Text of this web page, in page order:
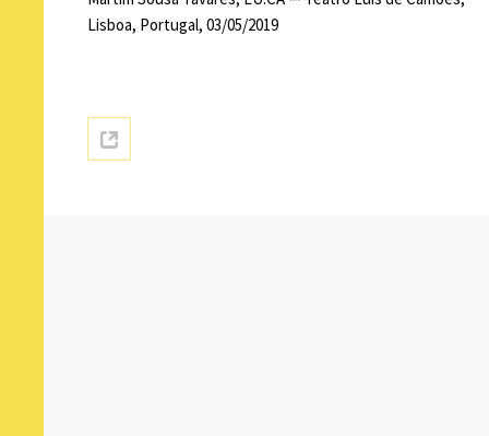
Lisboa, Portugal, 03/05/2019